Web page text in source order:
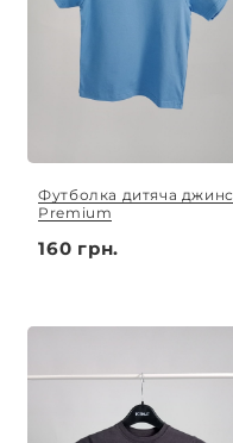
Футболка дитяча джинс
Premium
160 грн.